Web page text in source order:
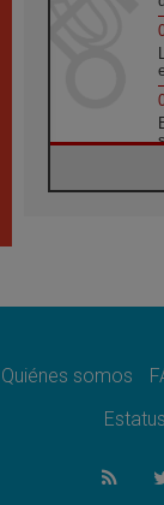
Quiénes somos